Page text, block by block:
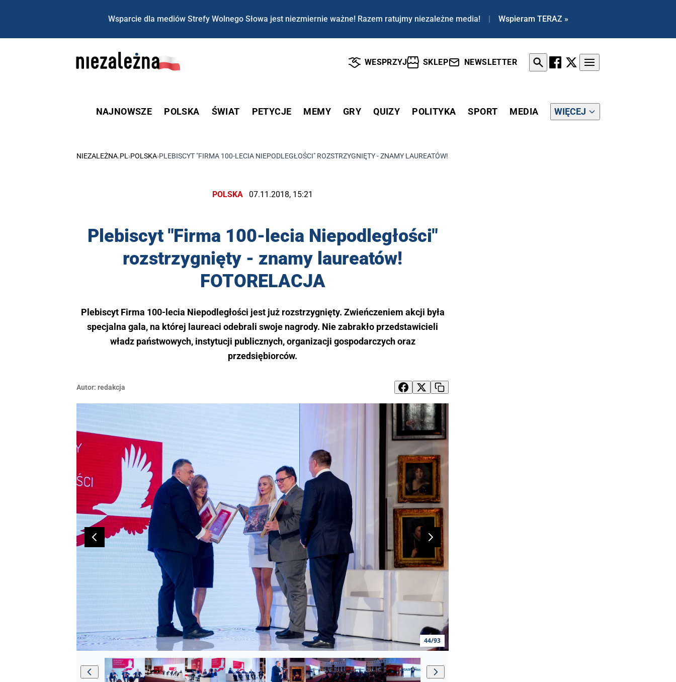
Wsparcie dla mediów Strefy Wolnego Słowa jest niezmiernie ważne! Razem ratujmy niezależne media! | Wspieram TERAZ »
WESPRZYJ SKLEP NEWSLETTER
NAJNOWSZE POLSKA ŚWIAT PETYCJE MEMY GRY QUIZY POLITYKA SPORT MEDIA WIĘCEJ
NIEZALEŻNA.PL ›POLSKA›PLEBISCYT "FIRMA 100-LECIA NIEPODLEGŁOŚCI" ROZSTRZYGNIĘTY - ZNAMY LAUREATÓW! FOTORELACJA
POLSKA 07.11.2018, 15:21
Plebiscyt "Firma 100-lecia Niepodległości"
rozstrzygnięty - znamy laureatów!
FOTORELACJA
Plebiscyt Firma 100-lecia Niepodległości jest już rozstrzygnięty. Zwieńczeniem akcji była
specjalna gala, na której laureaci odebrali swoje nagrody. Nie zabrakło przedstawicieli
władz państwowych, instytucji publicznych, organizacji gospodarczych oraz
przedsiębiorców.
Autor: redakcja
44/93